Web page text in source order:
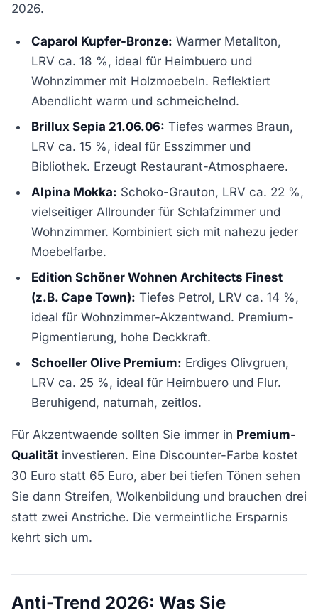
2026.
Caparol Kupfer-Bronze: Warmer Metallton,
LRV ca. 18 %, ideal für Heimbuero und
Wohnzimmer mit Holzmoebeln. Reflektiert
Abendlicht warm und schmeichelnd.
Brillux Sepia 21.06.06: Tiefes warmes Braun,
LRV ca. 15 %, ideal für Esszimmer und
Bibliothek. Erzeugt Restaurant-Atmosphaere.
Alpina Mokka: Schoko-Grauton, LRV ca. 22 %,
vielseitiger Allrounder für Schlafzimmer und
Wohnzimmer. Kombiniert sich mit nahezu jeder
Moebelfarbe.
Edition Schöner Wohnen Architects Finest
(z.B. Cape Town): Tiefes Petrol, LRV ca. 14 %,
ideal für Wohnzimmer-Akzentwand. Premium-
Pigmentierung, hohe Deckkraft.
Schoeller Olive Premium: Erdiges Olivgruen,
LRV ca. 25 %, ideal für Heimbuero und Flur.
Beruhigend, naturnah, zeitlos.
Für Akzentwaende sollten Sie immer in Premium-
Qualität investieren. Eine Discounter-Farbe kostet
30 Euro statt 65 Euro, aber bei tiefen Tönen sehen
Sie dann Streifen, Wolkenbildung und brauchen drei
statt zwei Anstriche. Die vermeintliche Ersparnis
kehrt sich um.
Anti-Trend 2026: Was Sie